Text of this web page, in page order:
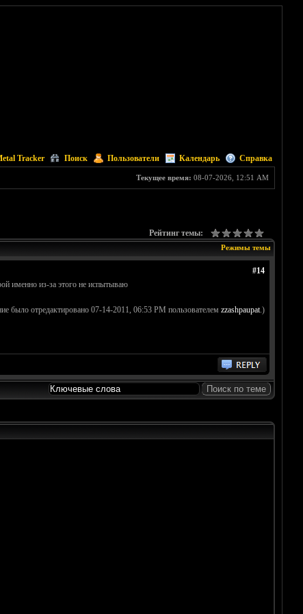
Tracker Поиск Пользователи Календарь Справка
Текущее время: 08-07-2026, 12:51 AM
Рейтинг темы:
Режимы темы
#14
именно из-за этого не испытываю
было отредактировано 07-14-2011, 06:53 PM пользователем zzashpaupat.)